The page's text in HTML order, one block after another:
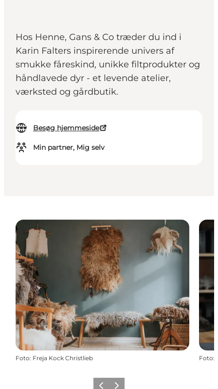
Hos Henne, Gans & Co træder du ind i
Karin Falters inspirerende univers af
smukke fåreskind, unikke filtprodukter og
håndlavede dyr - et levende atelier,
værksted og gårdbutik.
Besøg hjemmeside
Min partner, Mig selv
Foto: Freja Kock Christlieb Foto: